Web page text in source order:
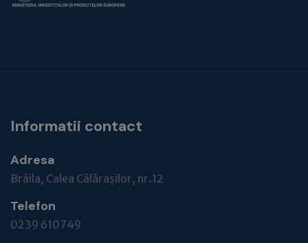
Informatii contact
Adresa
Brăila, Calea Călărașilor, nr.12
Telefon
0239 610749